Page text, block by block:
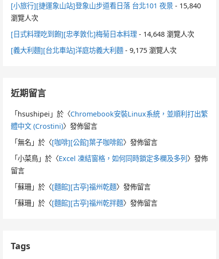
[小旅行][捷運象山站]登象山步道看日落 台北101 夜景 - 15,840
瀏覽人次
[日式料理吃到飽][忠孝敦化]梅菊日本料理 - 14,648 瀏覽人次
[義大利麵][台北車站]洋庭坊義大利麵 - 9,175 瀏覽人次
近期留言
「hsushipei 」於〈Chromebook安裝Linux系統，並順利打出繁
體中文 (Crostini)〉發佈留言
「無名 」於〈[咖啡][公館]葉子咖啡館〉發佈留言
「小菜鳥 」於〈Excel 凍結窗格，如何同時鎖定多欄及多列〉發佈
留言
「蘇珊 」於〈[麵館][古亭]福州乾麵〉發佈留言
「蘇珊 」於〈[麵館][古亭]福州乾拌麵〉發佈留言
Tags